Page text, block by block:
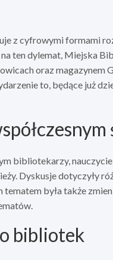
z cyfrowymi formami
ten dylemat, Miejska
oraz magazynem
to, będące już
bibliotekarzy,
Dyskusje dotyczyły
była także
bibliotek